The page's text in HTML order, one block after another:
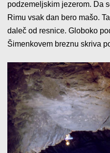
podzemeljskim jezerom. Da
Rimu vsak dan bero mašo.
daleč od resnice. Globoko
Šimenkovem breznu skriva